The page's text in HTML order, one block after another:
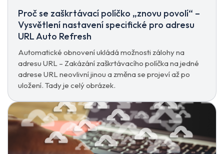
Proč se zaškrtávací políčko „znovu povolí“ –
Vysvětlení nastavení specifické pro adresu
URL Auto Refresh
Automatické obnovení ukládá možnosti zálohy na
adresu URL – Zakázání zaškrtávacího políčka na jedné
adrese URL neovlivní jinou a změna se projeví až po
uložení. Tady je celý obrázek.